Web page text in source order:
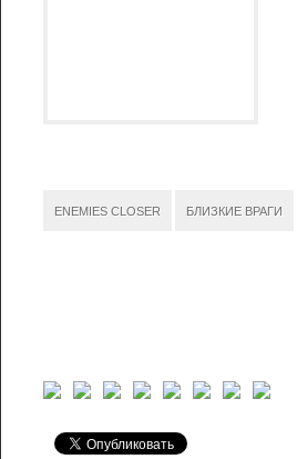
ENEMIES CLOSER БЛИЗКИЕ ВРАГИ